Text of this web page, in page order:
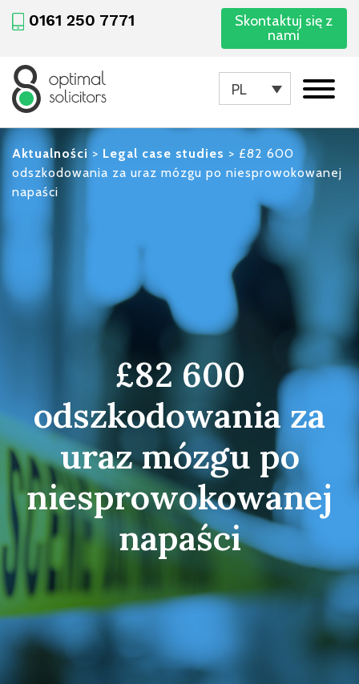
0161 250 7771
Skontaktuj się z
nami
PL
Aktualności > Legal case studies > £82 600
odszkodowania za uraz mózgu po niesprowokowanej
napaści
£82 600
odszkodowania za
uraz mózgu po
niesprowokowanej
napaści